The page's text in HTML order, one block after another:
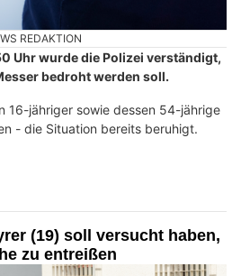
REDAKTION
Uhr wurde die Polizei verständigt,
bedroht werden soll.
16-jähriger sowie dessen 54-jährige
- die Situation bereits beruhigt.
(19) soll versucht haben,
zu entreißen